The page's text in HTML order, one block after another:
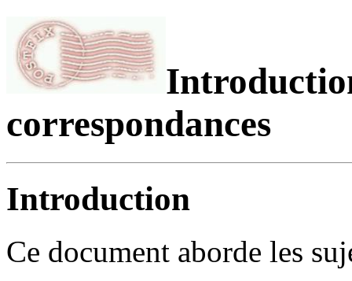
correspondances
Introduction
Ce document aborde les